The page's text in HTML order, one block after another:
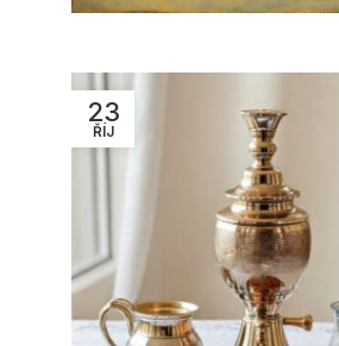
23
ŘÍJ